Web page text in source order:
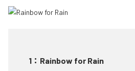
1 ： Rainbow for Rain